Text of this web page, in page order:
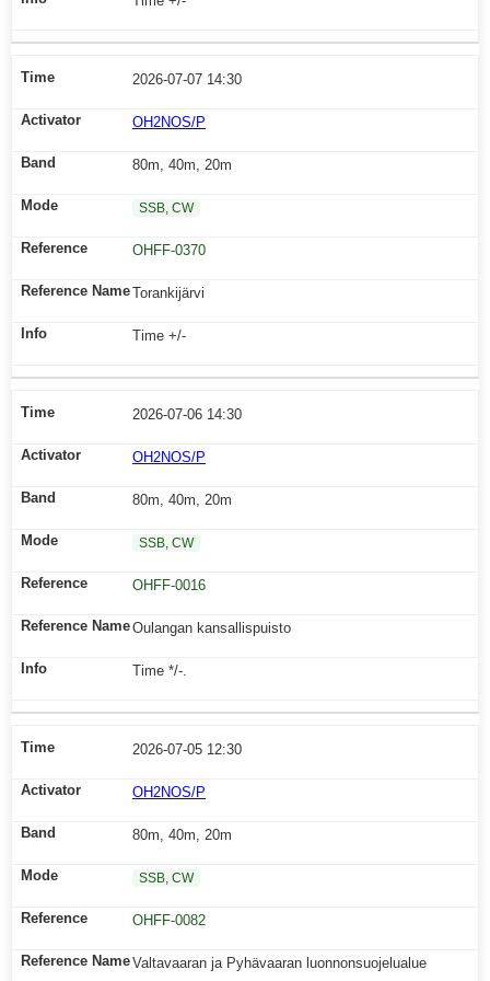
2026-07-07 14:30
OH2NOS/P
80m, 40m, 20m
SSB, CW
OHFF-0370
Torankijärvi
Time +/-
2026-07-06 14:30
OH2NOS/P
80m, 40m, 20m
SSB, CW
OHFF-0016
Oulangan kansallispuisto
Time */-.
2026-07-05 12:30
OH2NOS/P
80m, 40m, 20m
SSB, CW
OHFF-0082
Valtavaaran ja Pyhävaaran luonnonsuojelualue